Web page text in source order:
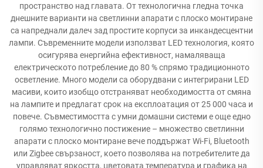
пространство над главата. От технологична гледна точка
днешните варианти на светлинни апарати с плоско монтиране
са напреднали далеч зад простите корпуси за инкандесцентни
лампи. Съвременните модели използват LED технология, която
осигурява енергийна ефективност, намаляваща
електрическото потребление до 80 % спрямо традиционното
осветление. Много модели са оборудвани с интегрирани LED
масиви, които изобщо отстраняват необходимостта от смяна
на лампите и предлагат срок на експлоатация от 25 000 часа и
повече. Съвместимостта с умни домашни системи е още едно
голямо технологично постижение – множество светлинни
апарати с плоско монтиране вече поддържат Wi-Fi, Bluetooth
или Zigbee свързаност, което позволява на потребителите да
управляват яркостта, цветовата температура и графика на